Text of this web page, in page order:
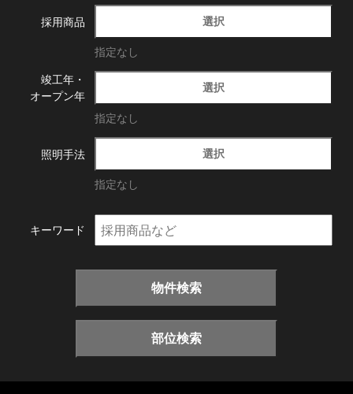
採用商品 選択
指定なし
竣工年・
オープン年
選択
指定なし
照明手法 選択
指定なし
キーワード
物件検索
部位検索